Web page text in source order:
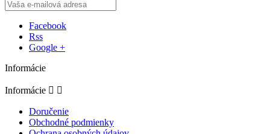
Facebook
Rss
Google +
Informácie
Informácie  
Doručenie
Obchodné podmienky